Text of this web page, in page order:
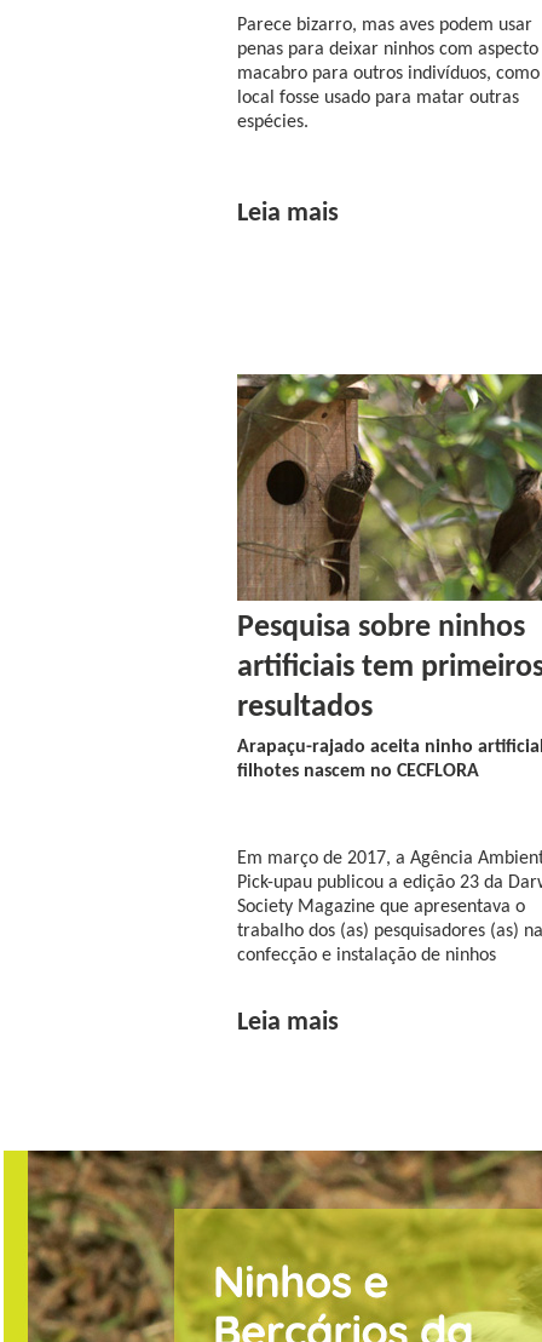
Parece bizarro, mas aves podem usar
penas para deixar ninhos com aspecto
macabro para outros indivíduos, como
local fosse usado para matar outras
espécies.
Leia mais
Pesquisa sobre ninhos
artificiais tem
resultados
Arapaçu-rajado aceita ninho
filhotes nascem no CECFLORA
Em março de 2017, a Agência
Pick-upau publicou a edição 23 da
Society Magazine que apresentava o
trabalho dos (as) pesquisadores (as) na
confecção e instalação de ninhos
Leia mais